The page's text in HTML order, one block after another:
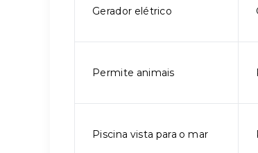
Gerador elétrico
Permite animais
Piscina vista para o mar